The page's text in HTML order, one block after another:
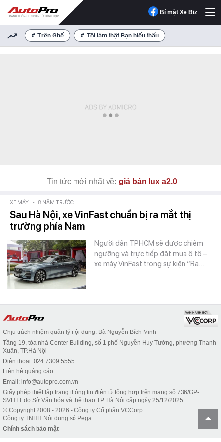
Bí mật Xe Biz
Trên Ghế Tôi làm thật Bạn hiểu thấu
Tin tức mới nhất về: giá bán lux a2.0
XE MÁY - 8 NĂM TRƯỚC
Sau Hà Nội, xe VinFast chuẩn bị ra mắt thị
trường phía Nam
Người dân TPHCM sẽ được chiêm
ngưỡng và trực tiếp đặt mua ô tô –
xe máy VinFast trong sự kiện “Ra…
Chịu trách nhiệm quản lý nội dung: Bà Nguyễn Bích Minh
Tầng 19, tòa nhà Center Building, số 1 phố Nguyễn Huy Tưởng, phường Thanh
Xuân, TP.Hà Nội
Điện thoại: 024 7309 5555
Liên hệ quảng cáo:
Email: info@autopro.com.vn
Giấy phép thiết lập trang thông tin điện tử tổng hợp trên mạng số 736/GP-
SVHTT do Sở Văn hóa và thể thao TP. Hà Nội cấp ngày 25/12/2025.
© Copyright 2008 - 2026 - Công ty Cổ phần VCCorp
Công ty TNHH Nội dung số Pega
Chính sách bảo mật